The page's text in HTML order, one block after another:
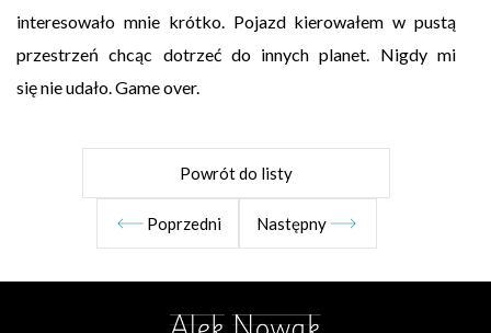
interesowało mnie krótko. Pojazd kierowałem w pustą
przestrzeń chcąc dotrzeć do innych planet. Nigdy mi
się nie udało. Game over.
Poprzedni
Powrót do listy
Następny